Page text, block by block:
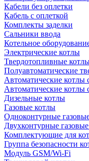
Кабели без оплетки
Кабель с оплеткой
Комплекты заделки
Сальники ввода
Котельное
Электрические котлы
Твердотопливные
Полуавтоматические
Автоматические котлы
Автоматические котлы
Дизельные котлы
Газовые котлы
Одноконтурные
Двухконтурные
Комплектующие для
Группа безопасности
Модуль GSM/Wi-Fi